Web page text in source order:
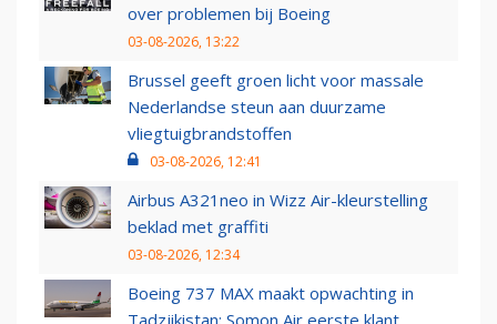
over problemen bij Boeing
03-08-2026, 13:22
Brussel geeft groen licht voor massale
Nederlandse steun aan duurzame
vliegtuigbrandstoffen
03-08-2026, 12:41
Airbus A321neo in Wizz Air-kleurstelling
beklad met graffiti
03-08-2026, 12:34
Boeing 737 MAX maakt opwachting in